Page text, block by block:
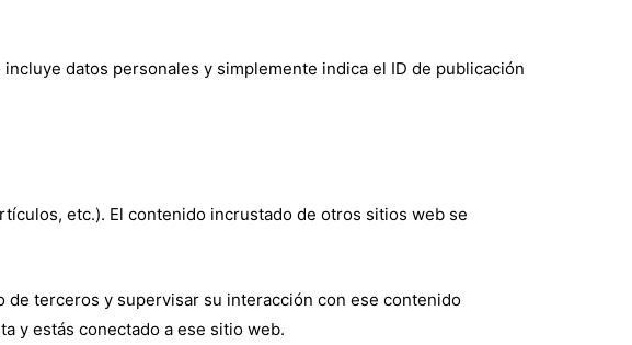
datos personales y simplemente indica el ID de publicación
etc.). El contenido incrustado de otros sitios web se
terceros y supervisar su interacción con ese contenido
y estás conectado a ese sitio web.